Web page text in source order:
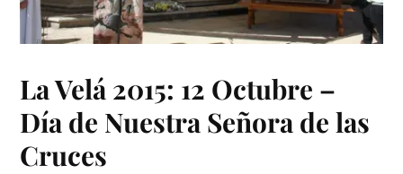
La Velá 2015: 12 Octubre –
Día de Nuestra Señora de las
Cruces